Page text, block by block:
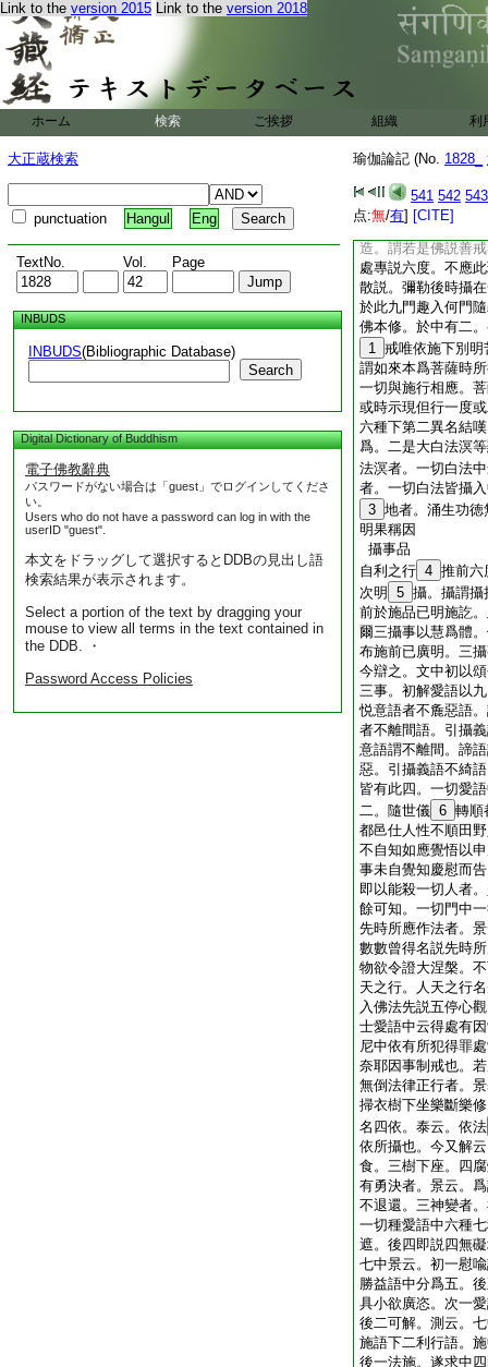
Link to the version 2015 Link to the version 2018
ホーム 検索 ご挨拶 組織 利
大正蔵検索
punctuation Hangul Eng
TextNo. Vol. Page
INBUDS
INBUDS(Bibliographic Database)
Search
Digital Dictionary of Buddhism
電子佛教辭典
パスワードがない場合は「guest」でログインしてくださ
い。
Users who do not have a password can log in with the
userID "guest".
本文をドラッグして選択するとDDBの見出し語
検索結果が表示されます。
Select a portion of the text by dragging your
mouse to view all terms in the text contained in
the DDB. ・
Password Access Policies
瑜伽論記 (No. 1828_
541 542 543
点:無/有] [CITE]
通達相清淨。二通
清淨。四通達士用
次即當此中五對義
前二已説。復次已
復二。初明六度是
諸如來下明此六度
樂修。前中復二。
言復次如是六度乃
戒經。初有如是我
紙已後並是地持更
之人不解方音翻爲
造。謂若是佛説善
處專説六度。不應
散説。彌勒後時攝
於此九門趣入何門
佛本修。於中有二
1 戒唯依施下別
謂如來本爲菩薩時
一切與施行相應。
或時示現但行一度
六種下第二異名結
爲。二是大白法溟
法溟者。一切白法
者。一切白法皆攝
3 地者。涌生功
明果稱因
攝事品
自利之行 4 推前六
次明
5 攝。攝謂攝
前於施品已明施訖
爾三攝事以慧爲體
布施前已廣明。三
今辯之。文中初以
三事。初解愛語以
悦意語者不麁惡語
者不離間語。引攝
意語謂不離間。諦
惡。引攝義語不綺
皆有此四。一切愛
二。隨世儀 6 轉順
都邑仕人性不順田
不自知如應覺悟以
事未自覺知慶慰而
即以能殺一切人者
餘可知。一切門中
先時所應作法者。
數數曾得名説先時
物欲令證大涅槃。
天之行。人天之行
入佛法先説五停心
士愛語中云得處有
尼中依有所犯得罪
奈耶因事制戒也。
無倒法律正行者。
掃衣樹下坐樂斷樂
名四依。泰云。依法
依所攝也。今又解
食。三樹下座。四
有勇決者。景云。
不退還。三神變者
一切種愛語中六種
遮。後四即説四無
七中景云。初一慰
勝益語中分爲五。
具小欲廣恣。次一
後二可解。測云。
施語下二利行語。
後一法施。遂求中